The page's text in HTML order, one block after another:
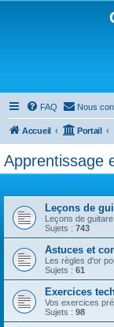
FAQ Nous
Accueil Portail
Apprentissage
Leçons de
Leçons de
Sujets : 743
Astuces et
Les règles d'or
Sujets : 61
Exercices
Vos exercices
Sujets : 98